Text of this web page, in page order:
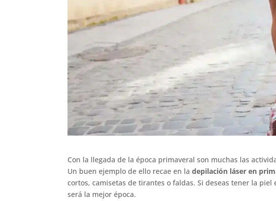
Con la llegada de la época primaveral son muchas las
Un buen ejemplo de ello recae en ladepilación láser en
cortos, camisetas de tirantes o faldas. Si deseas tener la
será la mejor época.